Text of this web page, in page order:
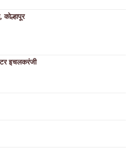
कोल्हापूर
इचलकरंजी